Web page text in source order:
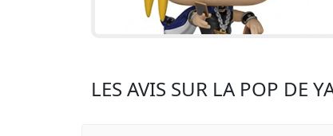
LES AVIS SUR LA POP DE